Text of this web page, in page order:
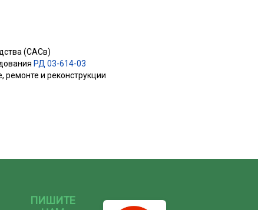
(САСв)
РД 03-614-03
ремонте и реконструкции
ПИШИТЕ